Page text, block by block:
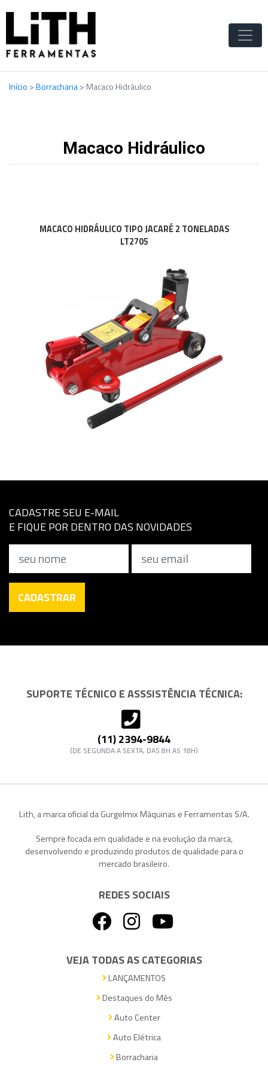
Início >Borracharia> Macaco Hidráulico
Macaco Hidráulico
MACACO HIDRÁULICO TIPO JACARÉ 2 TONELADAS
LT2705
CADASTRE SEU E-MAIL
E FIQUE POR DENTRO DAS NOVIDADES
CADASTRAR
SUPORTE TÉCNICO E ASSSISTÊNCIA TÉCNICA:
(11) 2394-9844
(DE SEGUNDA A SEXTA, DAS 8H AS 18H)
Lith, a marca oficial da Gurgelmix Máquinas e Ferramentas S/A.
Sempre focada em qualidade e na evolução da marca,
desenvolvendo e produzindo produtos de qualidade para o
mercado brasileiro.
REDES SOCIAIS
VEJA TODAS AS CATEGORIAS
LANÇAMENTOS
Destaques do Mês
Auto Center
Auto Elétrica
Borracharia